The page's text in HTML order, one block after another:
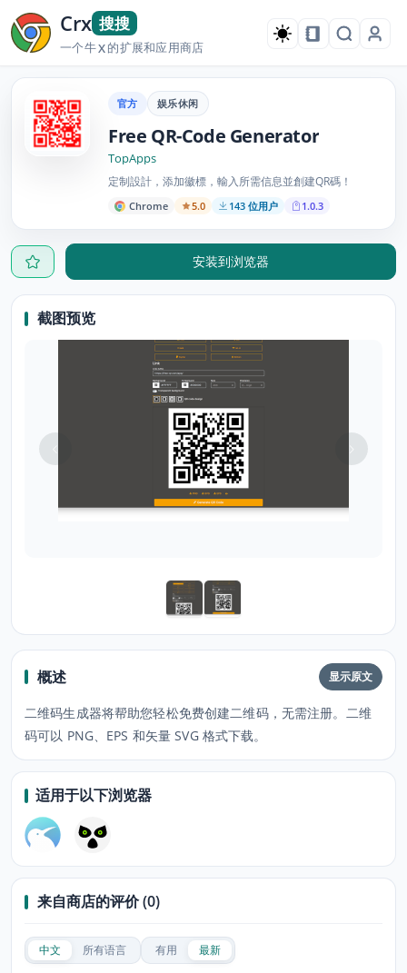
Crx 搜搜
一个牛X的扩展和应用商店
官方 娱乐休闲
Free QR-Code Generator
TopApps
定制設計，添加徽標，輸入所需信息並創建QR碼！
Chrome 5.0 143 位用户 1.0.3
安装到浏览器
截图预览
概述 显示原文
二维码生成器将帮助您轻松免费创建二维码，无需注册。二维
码可以 PNG、EPS 和矢量 SVG 格式下载。
适用于以下浏览器
来自商店的评价 (0)
中文 所有语言 有用 最新